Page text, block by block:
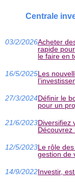
Centrale
03/2/2026Acheter
rapide
le faire en
16/5/2025Les
27/3/2024Définir le
pour un
21/6/2023Diversifiez
Découvrez
12/5/2023Le rôle
gestion de
14/9/2022Investir,